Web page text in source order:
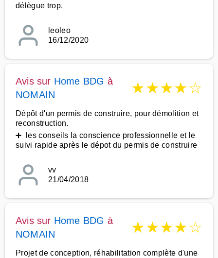
délègue trop.
leoleo
16/12/2020
Avis sur Home BDG à
NOMAIN
★★★★☆
Dépôt d'un permis de construire, pour démolition et
reconstruction.
➕ les conseils la conscience professionnelle et le
suivi rapide après le dépot du permis de construire
vv
21/04/2018
Avis sur Home BDG à
NOMAIN
★★★★☆
Projet de conception, réhabilitation complète d'une